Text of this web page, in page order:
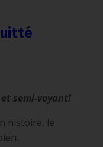
et semi-voyant!
histoire, le